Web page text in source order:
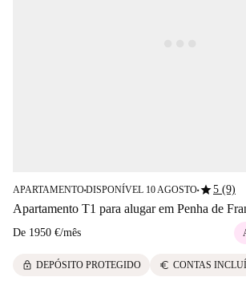
APARTAMENTO■DISPONÍVEL 10 AGOSTO■star5 (9)
Apartamento T1 para alugar em Penha de
De 1950 €/mês
lock DEPÓSITO PROTEGIDO euro CONTAS